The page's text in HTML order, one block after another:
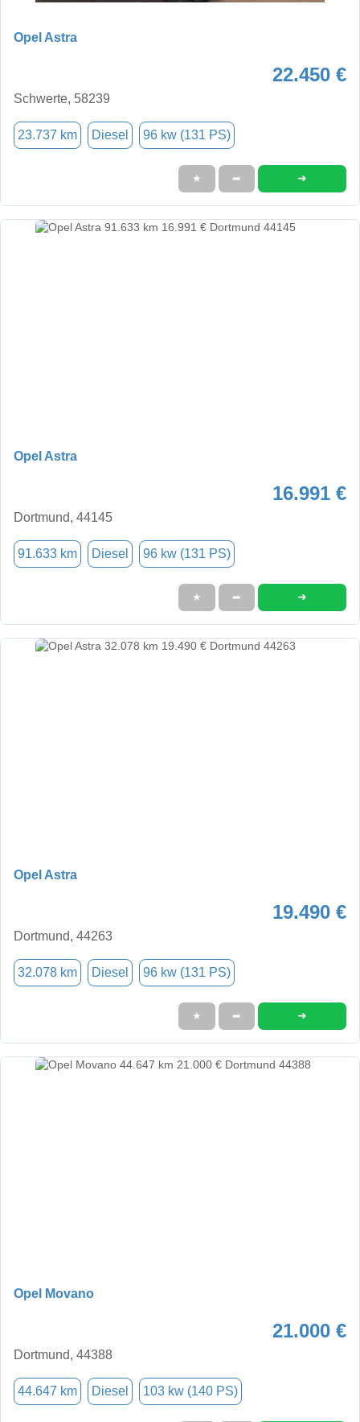
Opel Astra
22.450 €
Schwerte, 58239
23.737 km Diesel 96 kw (131 PS)
★ ➦ ➜
Opel Astra
16.991 €
Dortmund, 44145
91.633 km Diesel 96 kw (131 PS)
★ ➦ ➜
Opel Astra
19.490 €
Dortmund, 44263
32.078 km Diesel 96 kw (131 PS)
★ ➦ ➜
Opel Movano
21.000 €
Dortmund, 44388
44.647 km Diesel 103 kw (140 PS)